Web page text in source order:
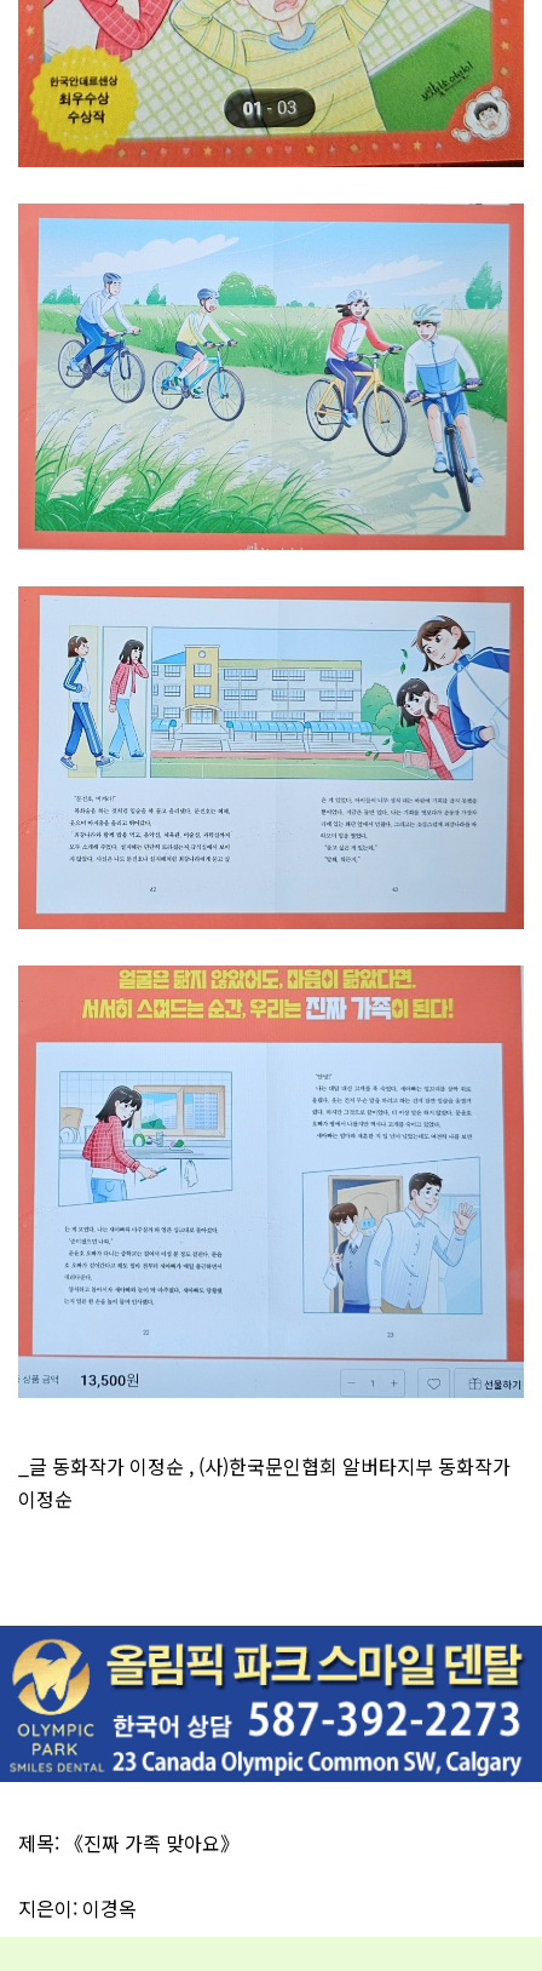
_글 동화작가 이정순 , (사)한국문인협회 알버타지부 동화작가
이정순
제목: 《진짜 가족 맞아요》
지은이: 이경옥